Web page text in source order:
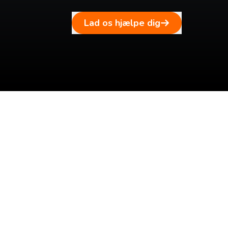
Lad os hjælpe dig